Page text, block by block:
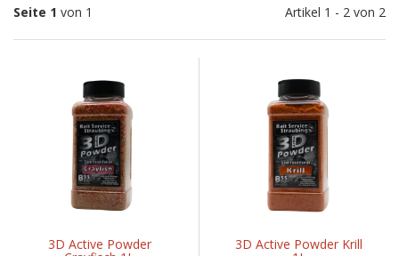
Seite 1 von 1 Artikel 1 - 2 von 2
3D Active Powder 3D Active Powder Krill